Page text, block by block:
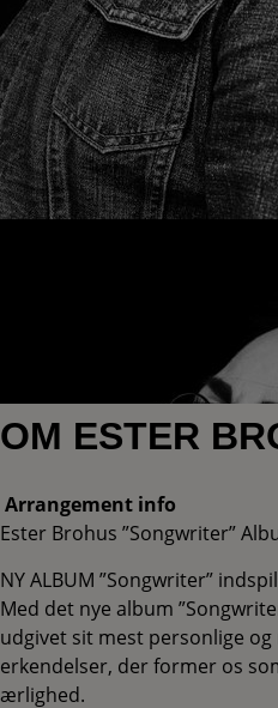
OM ESTER
Arrangement info
Ester Brohus ”Songwriter”
NY ALBUM ”Songwriter”
Med det nye album
udgivet sit mest personlige
erkendelser, der former os
ærlighed.